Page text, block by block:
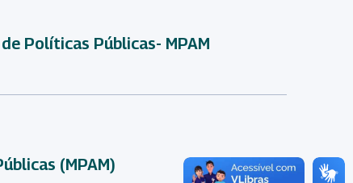
Políticas Públicas- MPAM
(MPAM)